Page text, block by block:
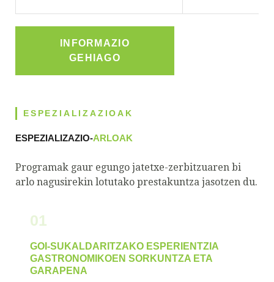
INFORMAZIO
GEHIAGO
ESPEZIALIZAZIOAK
ESPEZIALIZAZIO-ARLOAK
Programak gaur egungo jatetxe-zerbitzuaren bi
arlo nagusirekin lotutako prestakuntza jasotzen du.
01
GOI-SUKALDARITZAKO ESPERIENTZIA
GASTRONOMIKOEN SORKUNTZA ETA
GARAPENA